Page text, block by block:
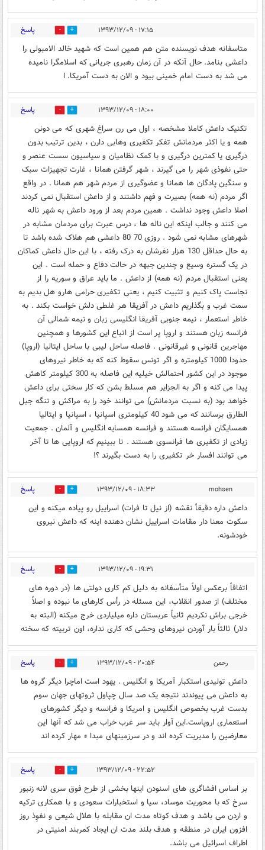
۱۷:۱۵ - ۱۳۹۳/۱۲/۰۹ 0 پاسخ
متاسفانه هدف نویسنده متن هم همین است که شهید خالد الامبولی را
داعشی بنامد. حال آنکه در آن زمان رهبری جریانی که اسلامگرا نامیده
می شد به دست امام خمینی بیود و الان به دست آمریکا. ا
۱۸:۰۰ - ۱۳۹۳/۱۲/۰۹ 0 پاسخ
تکنیک داعش کاملا مشخصه ، اول می رن سراغ شهری که می دونن
همه و یا اکثر مردمانش تفکر تکفیری وهابی دارن ، بدین ترتیب بدون
درگیری یا کمترین درگیری و با کمک نظامیان و سیاسیون سست عنصر و
حتی نفوذی شهر را می گیرند ، شهر گرفتن همانا ، غارت تجهیزات سبک
و سنگین پادگان ها همانا و عضوگیری از مردم شهر هم همانا . در واقع
اگر مردم (نه همه) بصیرت و فهم داشتند و از داعش استقبال نمی کردند
اصلا داعش وجود نداشت . همین مردم بعد از ورود داعش به شهر ناله
می کنند و جالب اینکه این ناله ها ، درس عبرت برای مردمان مشابه در
شهرهای مشابه نمی شود . روزی 70 80 داعشی هم هلاک شده باشد تا
به حال حداقل 130 هزار نفرشان به درک رفته ، با این حال داعش کماکان
در یک گستره وسیع و چندین جبهه در حالت دفاع و حمله است . این
یعنی استقبال مردم (نه همه) از داعش . ما باید عراق و سوریه را از
نجاست پاک کنیم و تثبیت کنیم ، یعنی تکفیری حرامی هارو هل بدیم به
سمت غرب و بگذاریم داعش در آفریقا هر غلطی دلش خواست بکند . به
خاطر استعمار ، نیمه جنوبی آفریقا انگلیسی زبان و نیمه شمالی آن
فرانسه زبان هستند و اروپا پر است از اتباع این کشورها و همچنین
مهاجرین قانونی و غیرقانونی . فاصله ساحل لیبی با ساحل ایتالیا (اروپا)
حدودا 1000 کیلومتره و اگر تونس سقوط کنه که به خاطر نیروهای
موجود در این کشور احتمالش خیلیه این فاصله به 300 کیلومتر کاهش
پیدا می کنه و اگر به الجزایر هم مسلط بشن که کار سختی برای داعش
خواهد بود (به نسبت مردمانش) می توانند خود را به مراکش و تنگه جبل
الطارق برسانند که می شود 40 کیلومتری اسپانیا ، اسپانیا و ایتالیا
همسایگان فرانسه هستند و فرانسه همسایه انگلیس و آلمان . جمعیت
زیادی از تکفیری ها فرانسوی هستند . تا ببینیم که اروپایی ها تا آخر
می توانند افسار خر تکفیری را به دست بگیرند ؟!
mohsen ۱۸:۳۳ - ۱۳۹۳/۱۲/۰۹ 0 پاسخ
داعش داره دقیقأ نقشه (از نیل تا فرات) اسراییل رو پیاده میکنه و این
سکوت معنا دار مقامات اسراییل نشان دهنده اینه که داعش نیروی
خودشونه.
۱۹:۳۱ - ۱۳۹۳/۱۲/۰۹ 0 پاسخ
اتفاقاً برعکس اولاً متأسفانه به دلیل کم کاری دولتی ها (در دوره های
مختلف) از صدور انقلاب، این مسئله در رأس کارهای ما نبوده و اصلاً
خرجی براش نکردیم ثانیاً عربستان داره میلیاردی خرج میکنه (البته به
دلار) ثالثاً بار آوردن نیروهای وحشی که کاری نداره، اون تربیته که سخته
رحمن ۲۰:۵۴ - ۱۳۹۳/۱۲/۰۹ 0 پاسخ
داعش تولیدی استکبار آمریکا و انگلیس . یهود است اماچرا دیگر گروه ها
به داعش می پیوندند نتیجه یک صد سال چپاول ثروتهای جهان سوم
بدست غرب بخصوص انگلیس و امریکا و فرانسه و دیگر کشورهای
استعماری اروپاست.این آوار باید سر غرب خراب می شد که آنها این
معارضین را مدیریت کرده اند و در سرزمینهای مبدا ء مهار کرده اند
۲۲:۵۲ - ۱۳۹۳/۱۲/۰۹ 0 پاسخ
بر اساس افشاگری های اسنودن اینها بخشی از طرح فوق سری لانه زنبور
سرخ که با محوریت موساد، سیا و استخبارات سعودی و با همکاری ترکیه
و اردن می باشد و هدف کوتاه مدت ان مقابله با هلال شیعی و نفوِذ روز
افزون ایران در منطقه و هدف بلند مدت ان ایجاد کمربند امنیتی در
اطراف اسرائیل می باشد.